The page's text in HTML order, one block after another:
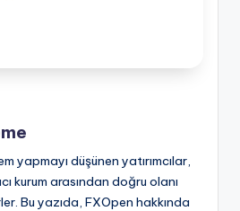
yapmayı düşünen yatırımcılar,
kurum arasından doğru olanı
Bu yazıda, FXOpen hakkında